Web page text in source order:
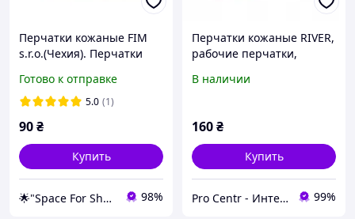
Перчатки кожаные FIM
s.r.o.(Чехия). Перчатки
Готово к отправке
5.0 (1)
90₴
Купить
🌟"Space For Shop" Интернет-магазин 98%
Перчатки кожаные RIVER,
рабочие перчатки,
перчатки
В наличии
160₴
Купить
Pro Centr - Интернет-магазин спецодежды, спецобуви и средств индивидуальной защиты 99%